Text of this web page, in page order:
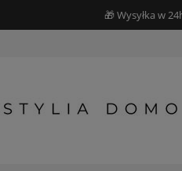
🎁 Wysyłka w